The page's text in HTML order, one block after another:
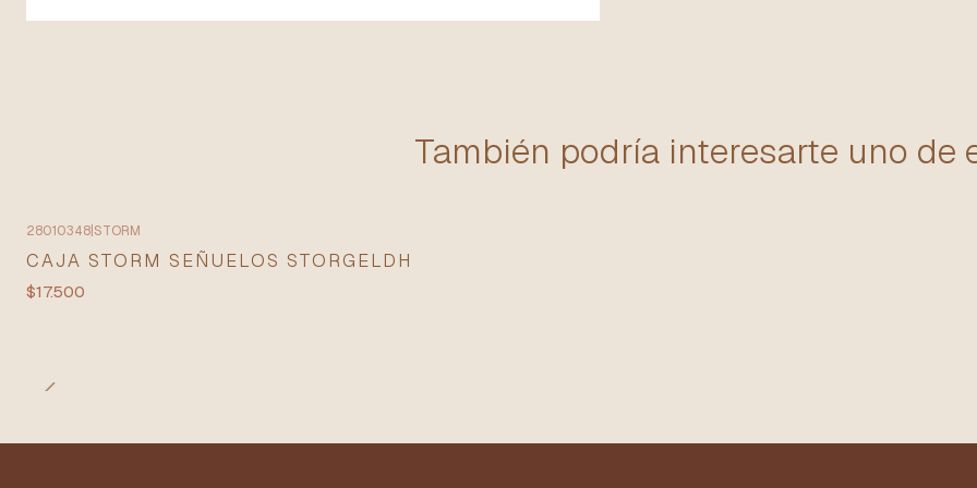
También podría interesarte uno de
28010348 STORM
CAJA STORM SEÑUELOS STORGELDH
$17.500